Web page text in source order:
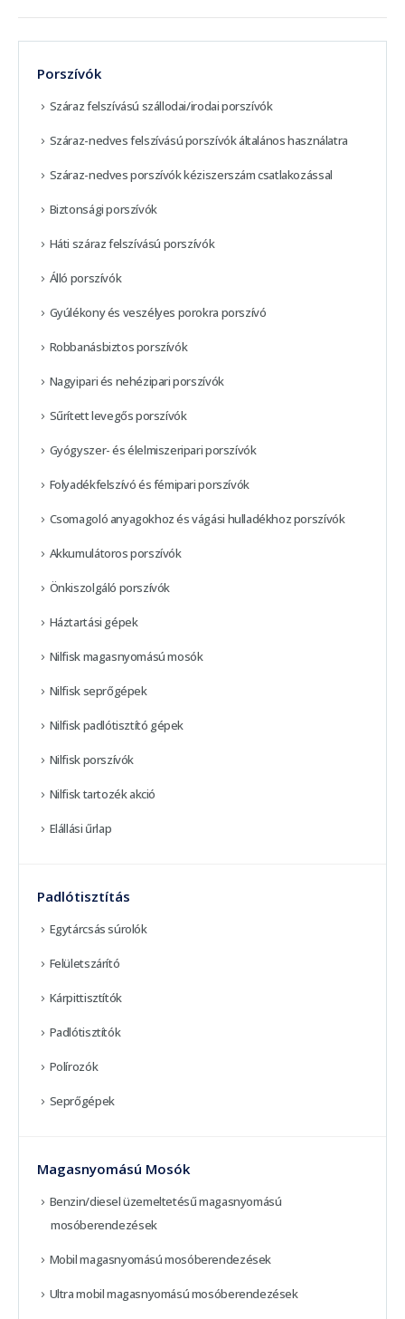
Porszívók
Száraz felszívású szállodai/irodai porszívók
Száraz-nedves felszívású porszívók általános használatra
Száraz-nedves porszívók kéziszerszám csatlakozással
Biztonsági porszívók
Háti száraz felszívású porszívók
Álló porszívók
Gyúlékony és veszélyes porokra porszívó
Robbanásbiztos porszívók
Nagyipari és nehézipari porszívók
Sűrített levegős porszívók
Gyógyszer- és élelmiszeripari porszívók
Folyadékfelszívó és fémipari porszívók
Csomagoló anyagokhoz és vágási hulladékhoz porszívók
Akkumulátoros porszívók
Önkiszolgáló porszívók
Háztartási gépek
Nilfisk magasnyomású mosók
Nilfisk seprőgépek
Nilfisk padlótisztító gépek
Nilfisk porszívók
Nilfisk tartozék akció
Elállási űrlap
Padlótisztítás
Egytárcsás súrolók
Felületszárító
Kárpittisztítók
Padlótisztítók
Polírozók
Seprőgépek
Magasnyomású Mosók
Benzin/diesel üzemeltetésű magasnyomású
mosóberendezések
Mobil magasnyomású mosóberendezések
Ultra mobil magasnyomású mosóberendezések